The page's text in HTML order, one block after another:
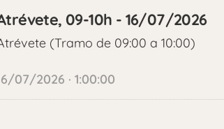
09-10h - 16/07/2026
(Tramo de 09:00 a 10:00)
07/2026 · 1:00:00